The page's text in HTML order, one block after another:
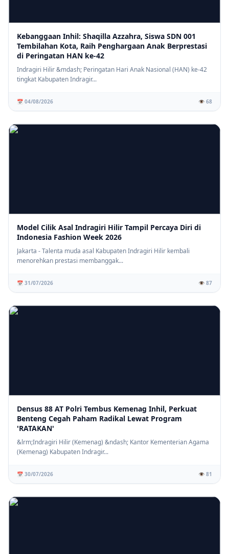
Kebanggaan Inhil: Shaqilla Azzahra, Siswa SDN 001
Tembilahan Kota, Raih Penghargaan Anak Berprestasi
di Peringatan HAN ke-42
Indragiri Hilir &mdash; Peringatan Hari Anak Nasional (HAN) ke-42
tingkat Kabupaten Indragir...
📅 04/08/2026 👁️ 68
Model Cilik Asal Indragiri Hilir Tampil Percaya Diri di
Indonesia Fashion Week 2026
Jakarta - Talenta muda asal Kabupaten Indragiri Hilir kembali
menorehkan prestasi membanggak...
📅 31/07/2026 👁️ 87
Densus 88 AT Polri Tembus Kemenag Inhil, Perkuat
Benteng Cegah Paham Radikal Lewat Program
'RATAKAN'
&lrm;Indragiri Hilir (Kemenag) &ndash; Kantor Kementerian Agama
(Kemenag) Kabupaten Indragir...
📅 30/07/2026 👁️ 81